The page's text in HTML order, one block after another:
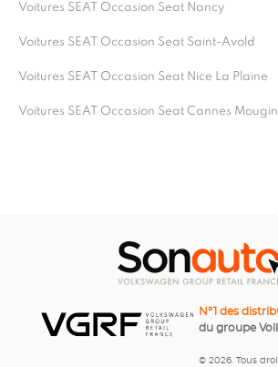
Voitures SEAT Occasion Seat Nancy
Voitures SEAT Occasion Seat Saint-Avold
Voitures SEAT Occasion Seat Nice La Plaine
Voitures SEAT Occasion Seat Cannes
N°1 des
du groupe
© 2026. Tous